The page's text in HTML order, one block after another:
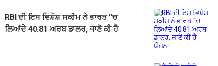
RBI ਦੀ ਇਸ ਵਿਸ਼ੇਸ਼ ਸਕੀਮ ਨੇ ਭਾਰਤ ''ਚ
ਲਿਆਂਦੇ 40.81 ਅਰਬ ਡਾਲਰ, ਜਾਣੋ ਕੀ ਹੈ